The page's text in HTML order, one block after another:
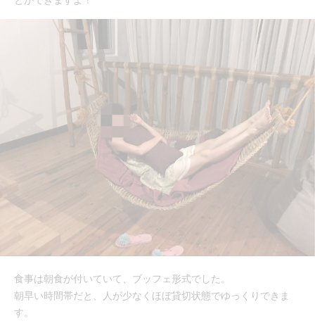
食事は朝食が付いていて、ブッフェ形式でした。
朝早い時間帯だと、人が少なくほぼ貸切状態でゆっくりできま
す。